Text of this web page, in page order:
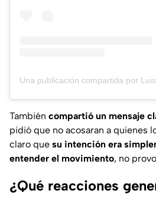
También compartió un mensaje
pidió que no acosaran a quienes
claro que su intención era
entender el movimiento, no
¿Qué reacciones